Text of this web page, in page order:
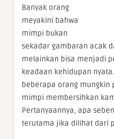
Banyak orang
meyakini bahwa
mimpi bukan
sekadar gambaran acak
melainkan bisa menjadi
keadaan kehidupan
beberapa orang mungkin
mimpi membersihkan
Pertanyaannya, apa
terutama jika dilihat dari